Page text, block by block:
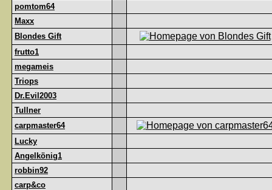
pomtom64
Maxx
Blondes Gift
frutto1
megameis
Triops
Dr.Evil2003
Tullner
carpmaster64
Lucky
Angelkönig1
robbin92
carp&co